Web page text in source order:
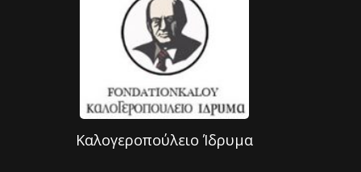
Καλογεροπούλειο Ίδρυμα